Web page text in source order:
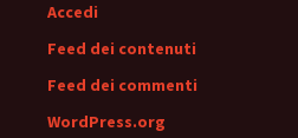
Accedi
Feed dei contenuti
Feed dei commenti
WordPress.org